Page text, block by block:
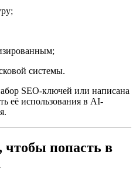
системы.
SEO-ключей или написана
её использования в AI-
чтобы попасть в